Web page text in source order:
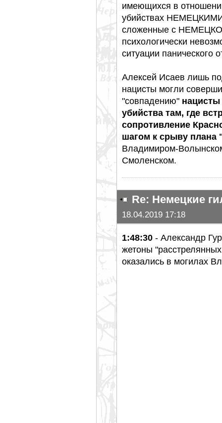
имеющихся в
убийствах
сложенные с
психологически
ситуации панического
Алексей Исаев лишь
нацисты могли
"совпадению"
убийства там, где
сопротивление
шагом к срыву плана
Владимиром-
Смоленском.
Re: Немецкие
18.04.2019 17:18
1:48:30 - Александр
жетоны
оказались в могилах